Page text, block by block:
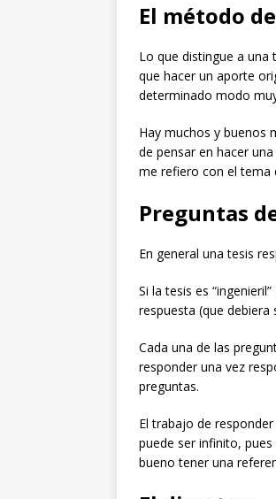
El método
Lo que distingue a una
que hacer un aporte
determinado modo
Hay muchos y buenos
de pensar en hacer
me refiero con el tema
Preguntas
En general una tesis
Si la tesis es
respuesta (que
Cada una de las
responder una vez
preguntas.
El trabajo de
puede ser infinito,
bueno tener una